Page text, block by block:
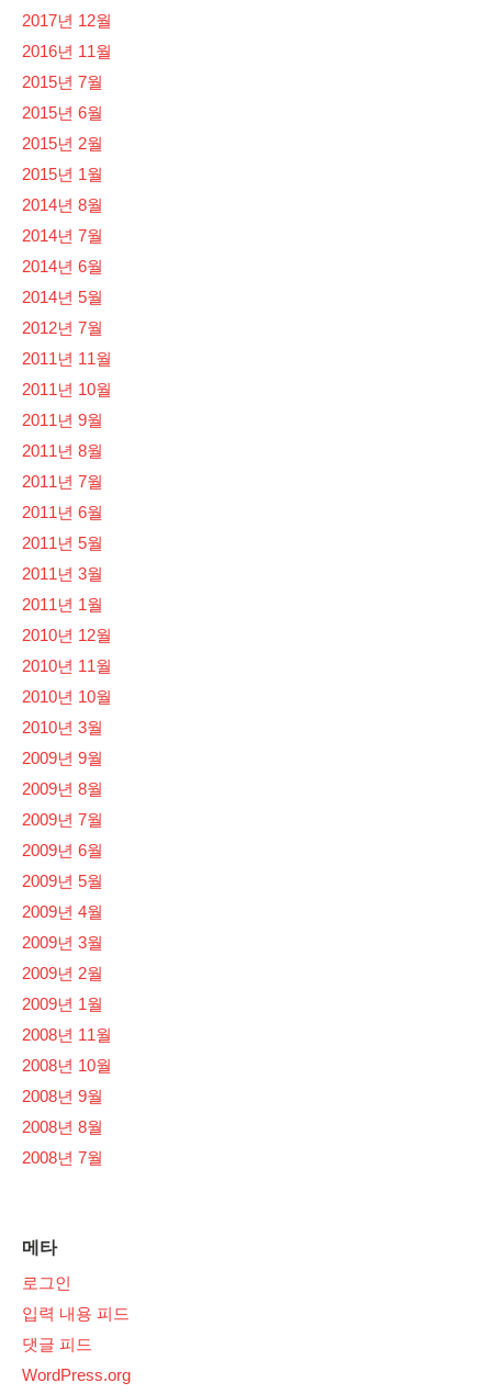
2017년 12월
2016년 11월
2015년 7월
2015년 6월
2015년 2월
2015년 1월
2014년 8월
2014년 7월
2014년 6월
2014년 5월
2012년 7월
2011년 11월
2011년 10월
2011년 9월
2011년 8월
2011년 7월
2011년 6월
2011년 5월
2011년 3월
2011년 1월
2010년 12월
2010년 11월
2010년 10월
2010년 3월
2009년 9월
2009년 8월
2009년 7월
2009년 6월
2009년 5월
2009년 4월
2009년 3월
2009년 2월
2009년 1월
2008년 11월
2008년 10월
2008년 9월
2008년 8월
2008년 7월
메타
로그인
입력 내용 피드
댓글 피드
WordPress.org